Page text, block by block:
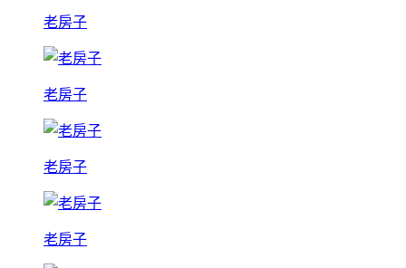
老房子
老房子
老房子
老房子